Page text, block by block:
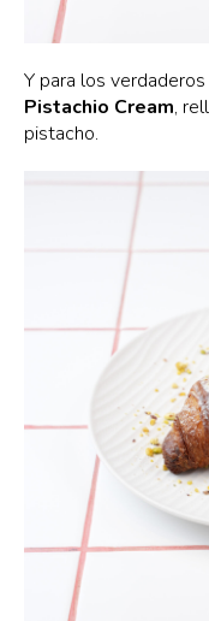
Y para los
Pistachio Cream,
pistacho.